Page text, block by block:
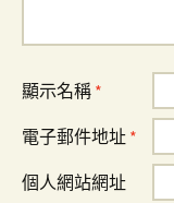
顯示名稱 *
電子郵件地址 *
個人網站網址